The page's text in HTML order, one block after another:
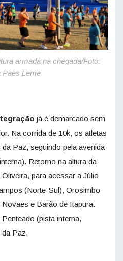
armada na chegada/Foto:
Paes Leme
já é demarcado sem
Na corrida de 10k, os atletas
Paz, seguindo pela avenida
Retorno na altura da
para acessar a Júlio
(Norte-Sul), Orosimbo
e Barão de Itapura.
(pista interna,
da Paz.